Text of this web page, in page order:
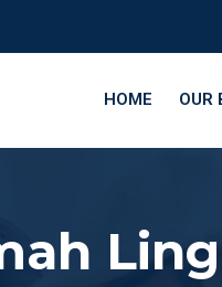
HOME OUR